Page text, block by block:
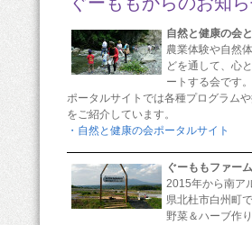
自然と健康の会
農業体験や自然
どを通して、心
ートする会です
ポータルサイトでは各種プログラム
をご紹介しています。
・自然と健康の会ポータルサイト
ぐーももファー
2015年から南ア
県北杜市白州町
野菜＆ハーブ作